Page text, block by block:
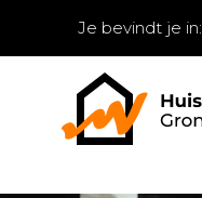
Je bevindt je in: